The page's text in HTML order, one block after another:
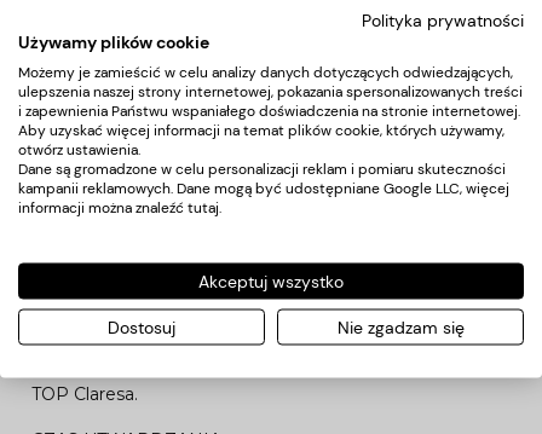
NOWA ODSŁONA LAKIERÓW HYBRYDOWYCH
CLARESA TO
przyjemne chwile i emocje, dzięki którym poczujesz się
jakbyś tam była;
palety kolorów idealnie do siebie pasujące;
new vibe, new style- ta sama jakość!
STOSOWANIE
cienką warstwę kolorowego lakieru hybrydowego i
utwardź go w lamie UV/LED. W celu osiągnięcia
satysfakcjonującego efektu, czynność możesz
TOP Claresa.
Polityka prywatności
Używamy plików cookie
Możemy je zamieścić w celu analizy danych dotyczących odwiedzających,
ulepszenia naszej strony internetowej, pokazania spersonalizowanych treści
i zapewnienia Państwu wspaniałego doświadczenia na stronie internetowej.
Aby uzyskać więcej informacji na temat plików cookie, których używamy,
otwórz ustawienia.
Dane są gromadzone w celu personalizacji reklam i pomiaru skuteczności
kampanii reklamowych. Dane mogą być udostępniane Google LLC, więcej
informacji można znaleźć tutaj
Akceptuj wszystko
Dostosuj Nie zgadzam się